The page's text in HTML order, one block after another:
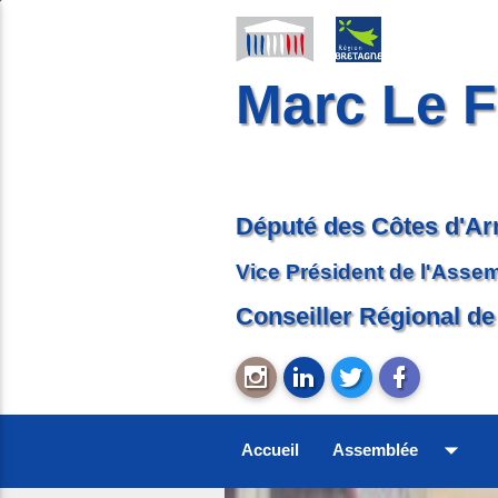
Marc Le
Député des Côtes
Vice Président de
Conseiller Régional
Accueil Assemblée arrow_drop_down